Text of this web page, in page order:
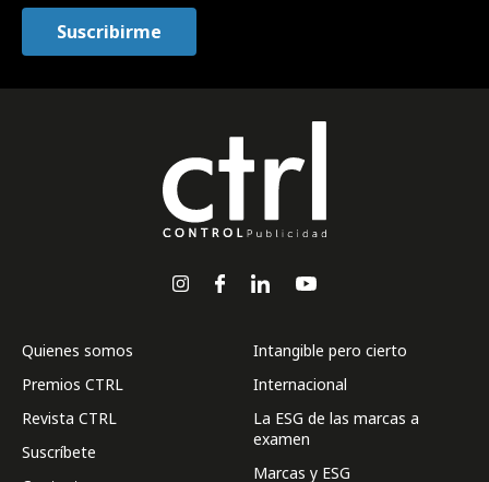
Quienes somos
Premios CTRL
Revista CTRL
Suscríbete
Intangible pero cierto
Internacional
La ESG de las marcas a
examen
Marcas y ESG